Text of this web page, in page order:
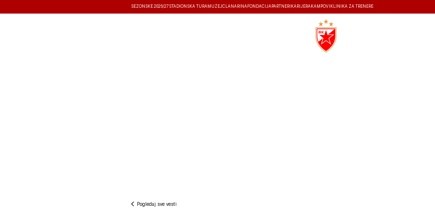
SEZONSKE 2026/27 STADIONSKA TURA MUZEJČLANARINA FONDACIJA PARTNERI KARIJERA KAMPOVI KLINIKA ZA TRENERE
Pogledaj sve vesti